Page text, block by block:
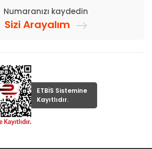
Numaranızı kaydedin
Sizi Arayalım
ETBİS Sistemine
Kayıtlıdır.